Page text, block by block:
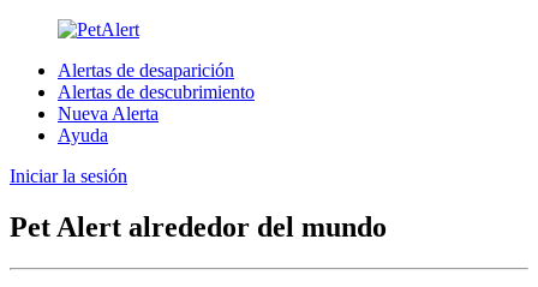
Alertas de desaparición
Alertas de descubrimiento
Nueva Alerta
Ayuda
Iniciar la sesión
Pet Alert alrededor del mundo